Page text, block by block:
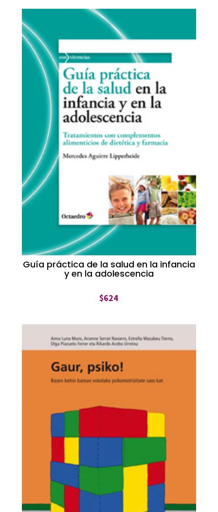
Guía práctica de la salud en la infancia
y en la adolescencia
$624